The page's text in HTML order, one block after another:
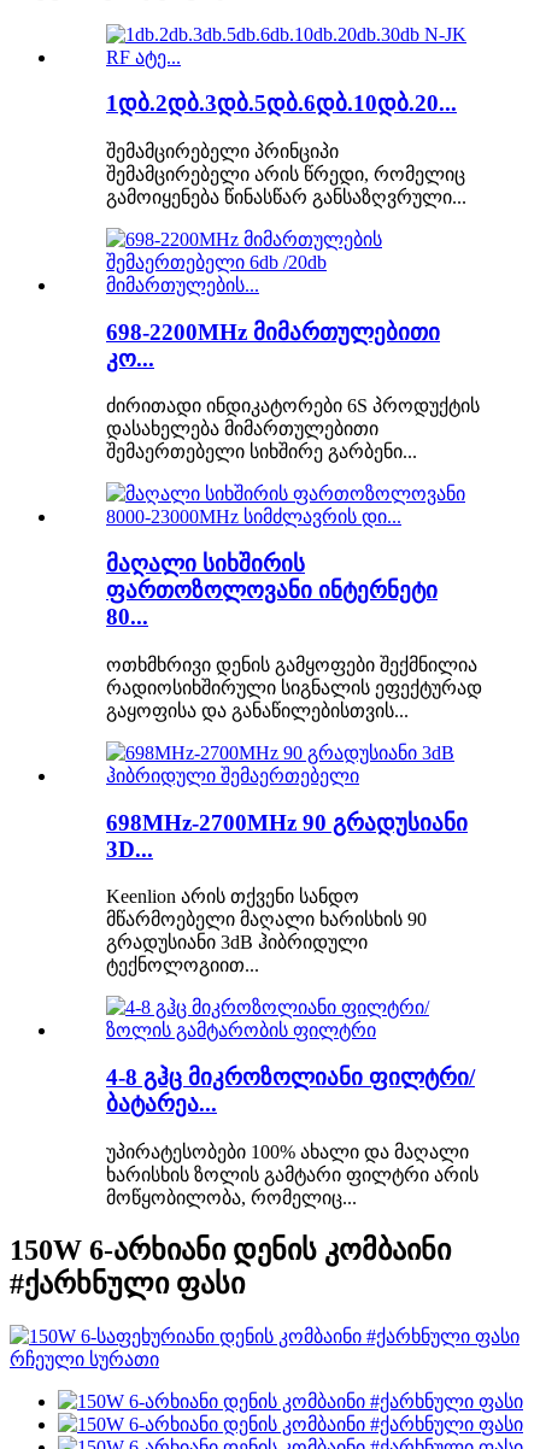
1დბ.2დბ.3დბ.5დბ.6დბ.10დბ.20...
შემამცირებელი პრინციპი
შემამცირებელი არის წრედი, რომელიც
გამოიყენება წინასწარ განსაზღვრული...
698-2200MHz მიმართულებითი
კო...
ძირითადი ინდიკატორები 6S პროდუქტის
დასახელება მიმართულებითი
შემაერთებელი სიხშირე გარბენი...
მაღალი სიხშირის
ფართოზოლოვანი ინტერნეტი
80...
ოთხმხრივი დენის გამყოფები შექმნილია
რადიოსიხშირული სიგნალის ეფექტურად
გაყოფისა და განაწილებისთვის...
698MHz-2700MHz 90 გრადუსიანი
3D...
Keenlion არის თქვენი სანდო
მწარმოებელი მაღალი ხარისხის 90
გრადუსიანი 3dB ჰიბრიდული
ტექნოლოგიით...
4-8 გჰც მიკროზოლიანი ფილტრი/
ბატარეა...
უპირატესობები 100% ახალი და მაღალი
ხარისხის ზოლის გამტარი ფილტრი არის
მოწყობილობა, რომელიც...
150W 6-არხიანი დენის კომბაინი
#ქარხნული ფასი